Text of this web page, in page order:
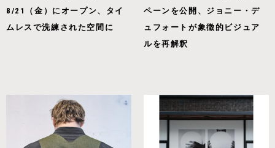
8/21（金）にオープン、タイ
ムレスで洗練された空間に
ペーンを公開、ジョニー・デ
ュフォートが象徴的ビジュア
ルを再解釈